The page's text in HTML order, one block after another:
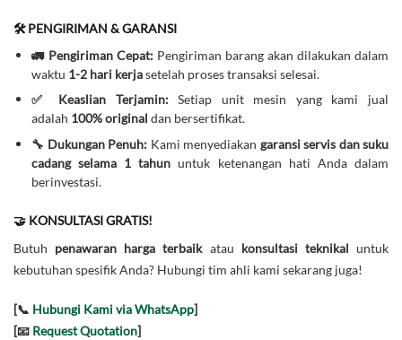
🛠️ PENGIRIMAN & GARANSI
🚛 Pengiriman Cepat:Pengiriman barang akan dilakukan dalam
waktu 1-2 hari kerjasetelah proses transaksi selesai.
✅ Keaslian Terjamin:Setiap unit mesin yang kami jual
adalah 100% original dan bersertifikat.
🔧 Dukungan Penuh: Kami menyediakan garansi servis dan suku
cadang selama 1 tahun untuk ketenangan hati Anda dalam
berinvestasi.
🤝 KONSULTASI GRATIS!
Butuh penawaran harga terbaikatau konsultasi teknikal untuk
kebutuhan spesifik Anda? Hubungi tim ahli kami sekarang juga!
[📞 Hubungi Kami via WhatsApp]
[📧 Request Quotation]